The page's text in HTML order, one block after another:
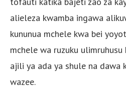
alieleza kwamba ingawa
kununua mchele kwa bei
mchele wa ruzuku ulimruhusu
ajili ya ada ya shule na dawa
wazee.